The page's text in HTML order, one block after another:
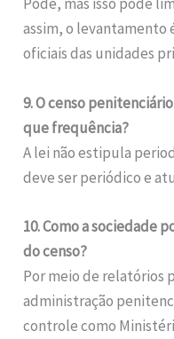
Pode, mas isso pode
assim, o levantamento
oficiais das unidades
9. O censo
que frequência?
A lei não estipula
deve ser periódico e
10. Como a sociedade
do censo?
Por meio de relatórios
administração
controle como